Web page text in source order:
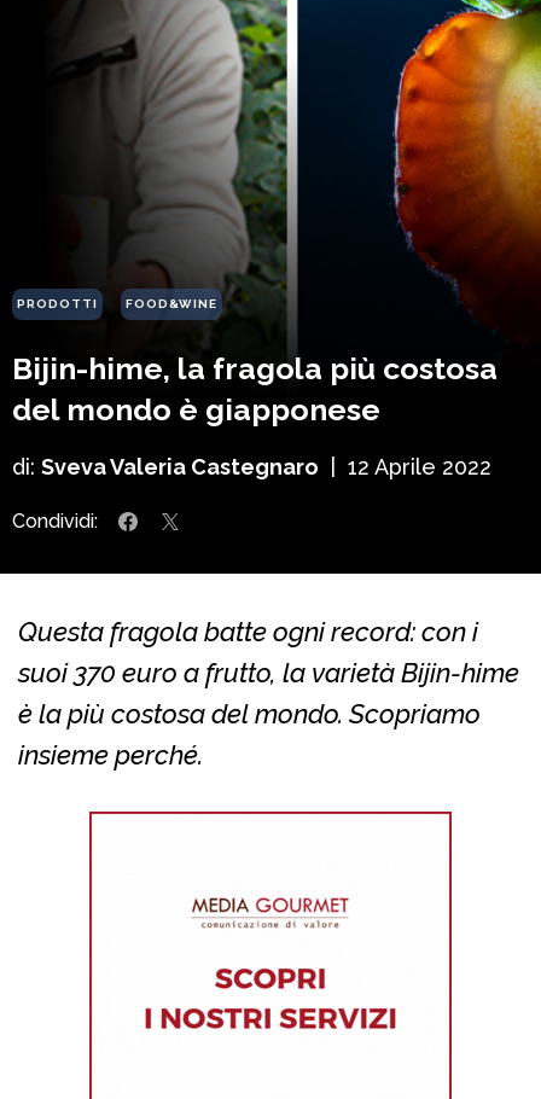
PRODOTTI FOOD&WINE
Bijin-hime, la fragola più costosa
del mondo è giapponese
di: Sveva Valeria Castegnaro 12 Aprile 2022
Condividi:
Questa fragola batte ogni record: con i
suoi 370 euro a frutto, la varietà Bijin-hime
è la più costosa del mondo. Scopriamo
insieme perché.